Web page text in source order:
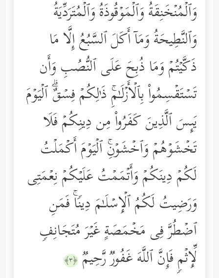
وَٱلۡمُنۡخَنِقَةُ وَٱلۡمَوۡقُوذَةُ وَٱلۡمُتَرَدِّیَةُ
وَٱلنَّطِیحَةُ وَمَاۤ أَكَلَ ٱلسَّبُعُ إِلَّا مَا
ذَكَّیۡتُمۡ وَمَا ذُبِحَ عَلَى ٱلنُّصُبِ وَأَن
تَسۡتَقۡسِمُواْ بِٱلۡأَزۡلَـٰمِۚ ذَ ٰ⁠لِكُمۡ فِسۡقٌۗ ٱلۡیَوۡمَ
یَىِٕسَ ٱلَّذِینَ كَفَرُواْ مِن دِینِكُمۡ فَلَا
تَخۡشَوۡهُمۡ وَٱخۡشَوۡنِۚ ٱلۡیَوۡمَ أَكۡمَلۡتُ
لَكُمۡ دِینَكُمۡ وَأَتۡمَمۡتُ عَلَیۡكُمۡ نِعۡمَتِی
وَرَضِیتُ لَكُمُ ٱلۡإِسۡلَـٰمَ دِینࣰاۚ فَمَنِ
ٱضۡطُرَّ فِی مَخۡمَصَةٍ غَیۡرَ مُتَجَانِفࣲ
لِّإِثۡمࣲ فَإِنَّ ٱللَّهَ غَفُورࣱ رَّحِیمࣱ ﴿٣﴾